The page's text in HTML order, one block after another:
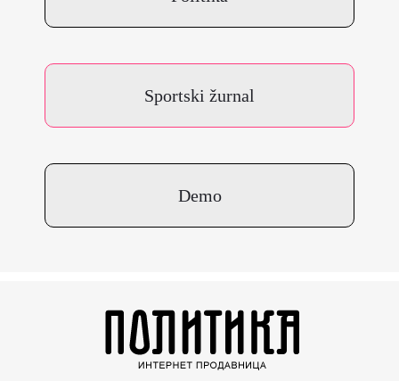
Sportski žurnal
Demo